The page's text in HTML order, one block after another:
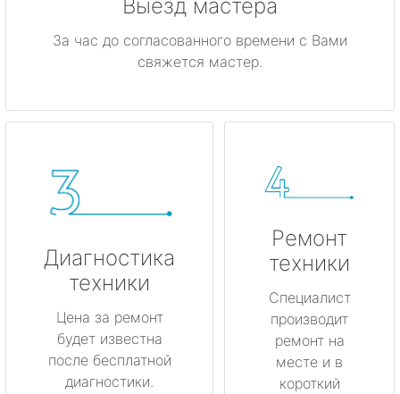
Выезд мастера
За час до согласованного времени с Вами
свяжется мастер.
Диагностика
техники
Цена за ремонт
будет известна
после бесплатной
диагностики.
Ремонт
техники
Специалист
производит
ремонт на
месте и в
короткий